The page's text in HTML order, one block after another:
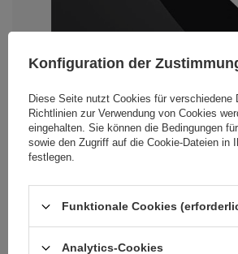
Konfiguration der
Diese Seite nutzt Cookies für verschiedene
Richtlinien zur Verwendung von Cookies
eingehalten. Sie können die Bedingungen
sowie den Zugriff auf die Cookie-Dateien in
festlegen.
Funktionale Cookies
Analytics-Cookies